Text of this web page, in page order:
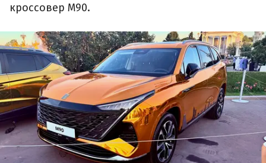
кроссовер М90.